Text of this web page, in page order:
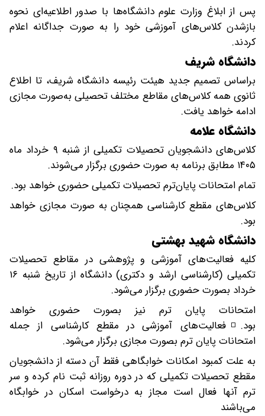
پس از ابلاغ وزارت علوم دانشگاه‌ها با صدور اطلاعیه‌ای نحوه
بازشدن کلاس‌های آموزشی خود را به صورت جداگانه اعلام
کردند.
دانشگاه شریف
براساس تصمیم جدید هیئت رئیسه دانشگاه شریف، تا اطلاع
ثانوی همه کلاس‌های مقاطع مختلف تحصیلی به‌صورت مجازی
ادامه خواهد یافت.
دانشگاه علامه
کلاس‌های دانشجویان تحصیلات تکمیلی از شنبه ۹ خرداد ماه
۱۴۰۵ مطابق برنامه به صورت حضوری برگزار می‌شوند.
تمام امتحانات پایان‌ترم تحصیلات تکمیلی حضوری خواهد بود.
کلاس‌های مقطع کارشناسی همچنان به صورت مجازی خواهد
بود.
دانشگاه شهید بهشتی
کلیه فعالیت‌های آموزشی و پژوهشی در مقاطع تحصیلات
تکمیلی (کارشناسی ارشد و دکتری) دانشگاه از تاریخ شنبه ۱۶
خرداد بصورت حضوری برگزار می‌شود.
امتحانات پایان ترم نیز بصورت حضوری خواهد
بود.◽️فعالیت‌های آموزشی در مقطع کارشناسی از جمله
امتحانات پایان ترم بصورت مجازی برگزار می‌شود.
به علت کمبود امکانات خوابگاهی فقط آن دسته از دانشجویان
مقطع تحصیلات تکمیلی که در دوره روزانه ثبت نام کرده و سر
ترم آنها فعال است مجاز به درخواست اسکان در خوابگاه
می‌باشند